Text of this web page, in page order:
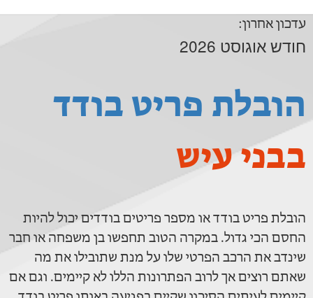
עדכון אחרון:
חודש אוגוסט 2026
הובלת פריט בודד
בבני עיש
הובלת פריט בודד או מספר פריטים בודדים יכול להיות
החסם הכי גדול. במקרה הטוב תחפשו בן משפחה או חבר
שינדב את הרכב הפרטי שלו על מנת שתובילו את מה
שאתם רוצים אך לרוב הפתרונות הללו לא קיימים. וגם אם